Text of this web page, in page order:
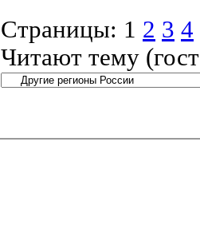
Страницы: 1 2 3 4
Читают тему